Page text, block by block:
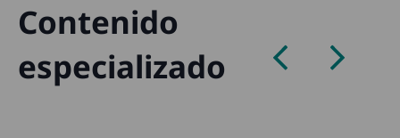
Contenido
especializado